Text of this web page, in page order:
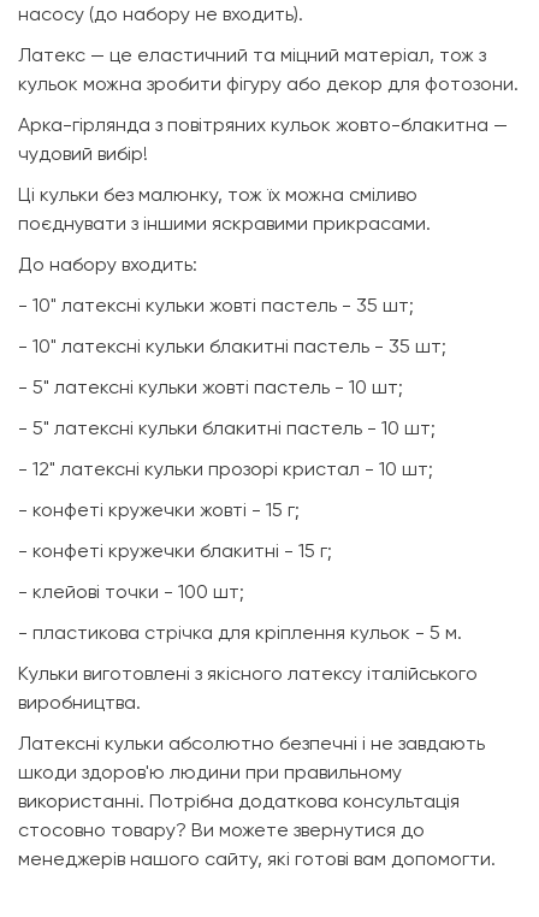
насосу (до набору не входить).
Латекс — це еластичний та міцний матеріал, тож з
кульок можна зробити фігуру або декор для фотозони.
Арка-гірлянда з повітряних кульок жовто-блакитна —
чудовий вибір!
Ці кульки без малюнку, тож їх можна сміливо
поєднувати з іншими яскравими прикрасами.
До набору входить:
- 10" латексні кульки жовті пастель - 35 шт;
- 10" латексні кульки блакитні пастель - 35 шт;
- 5" латексні кульки жовті пастель - 10 шт;
- 5" латексні кульки блакитні пастель - 10 шт;
- 12" латексні кульки прозорі кристал - 10 шт;
- конфеті кружечки жовті - 15 г;
- конфеті кружечки блакитні - 15 г;
- клейові точки - 100 шт;
- пластикова стрічка для кріплення кульок - 5 м.
Кульки виготовлені з якісного латексу італійського
виробництва.
Латексні кульки абсолютно безпечні і не завдають
шкоди здоров'ю людини при правильному
використанні. Потрібна додаткова консультація
стосовно товару? Ви можете звернутися до
менеджерів нашого сайту, які готові вам допомогти.